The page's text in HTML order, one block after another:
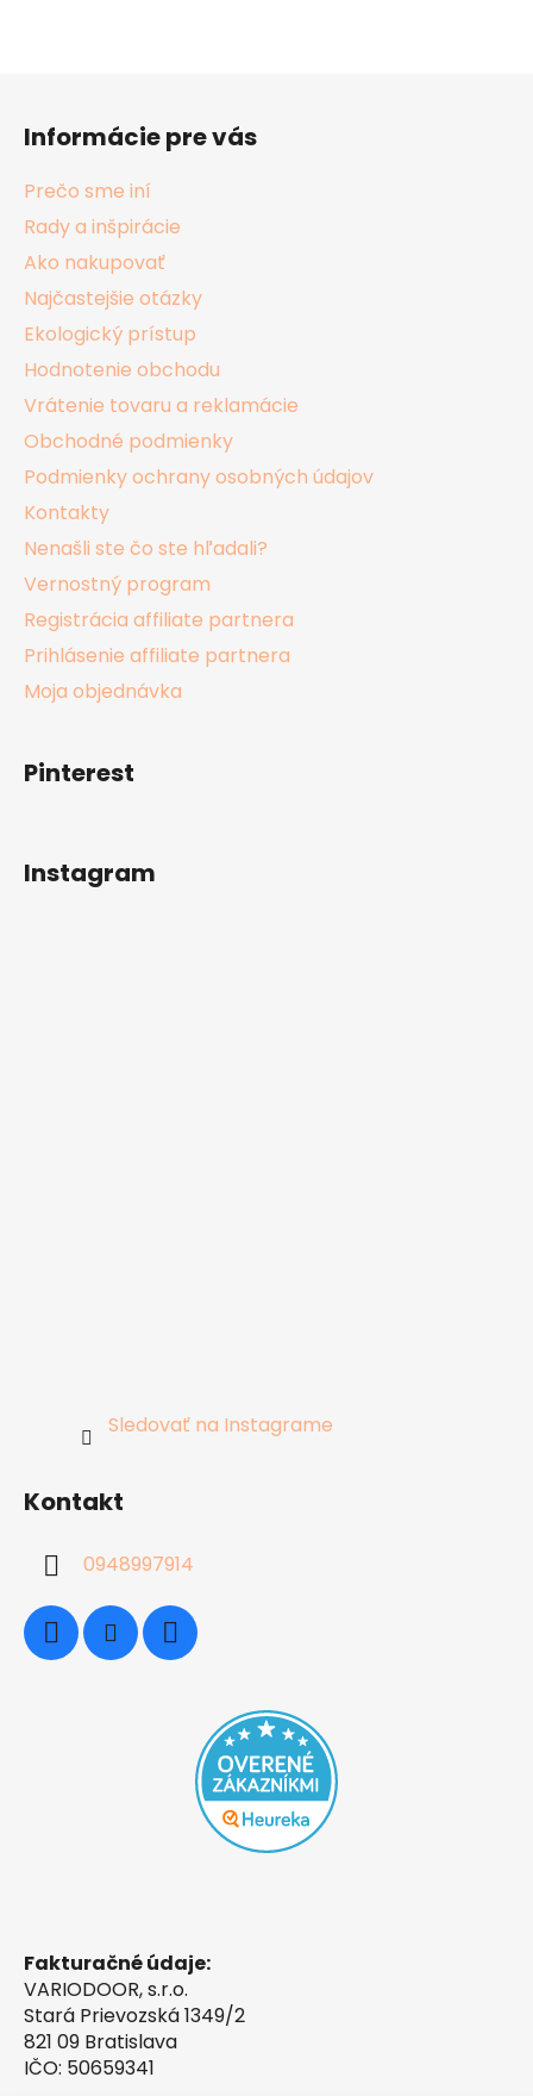
Informácie pre vás
Prečo sme iní
Rady a inšpirácie
Ako nakupovať
Najčastejšie otázky
Ekologický prístup
Hodnotenie obchodu
Vrátenie tovaru a reklamácie
Obchodné podmienky
Podmienky ochrany osobných údajov
Kontakty
Nenašli ste čo ste hľadali?
Vernostný program
Registrácia affiliate partnera
Prihlásenie affiliate partnera
Moja objednávka
Pinterest
Instagram
Sledovať na Instagrame
Kontakt
0948997914
Fakturačné údaje:
VARIODOOR, s.r.o.
Stará Prievozská 1349/2
821 09 Bratislava
IČO: 50659341